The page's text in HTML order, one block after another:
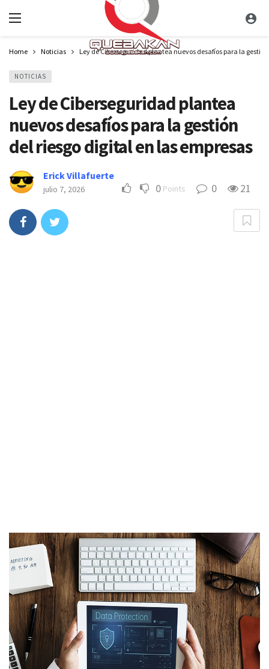
Home Noticias Ley de Ciberseguridad plantea nuevos desafíos para la
NOTICIAS
Ley de Ciberseguridad plantea
nuevos desafíos para la gestión
del riesgo digital en las empresas
Erick Villafuerte
julio 7, 2026 0 Points 0 21